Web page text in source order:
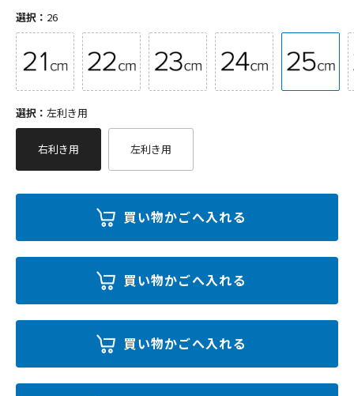
選択： 26
選択： 左利き用
右利き用 左利き用